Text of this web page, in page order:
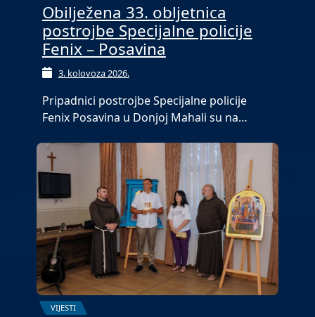
Obilježena 33. obljetnica
postrojbe Specijalne policije
Fenix – Posavina
3. kolovoza 2026.
Pripadnici postrojbe Specijalne policije
Fenix Posavina u Donjoj Mahali su na…
VIJESTI